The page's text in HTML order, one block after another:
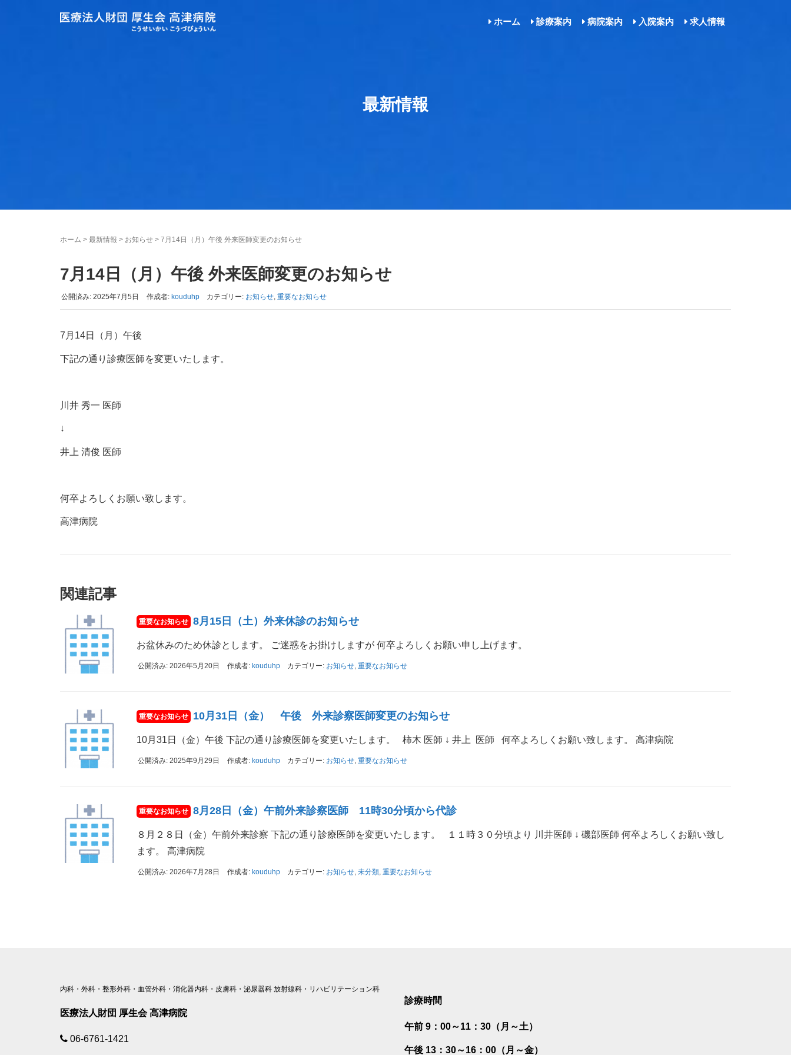
ホーム 診療案内 病院案内 入院案内 求人情報
最新情報
ホーム > 最新情報 > お知らせ > 7月14日（月）午後 外来医師変更のお知らせ
7月14日（月）午後 外来医師変更のお知らせ
公開済み: 2025年7月5日 作成者: kouduhp カテゴリー: お知らせ,重要なお知らせ
7月14日（月）午後
下記の通り診療医師を変更いたします。
川井 秀一 医師
↓
井上 清俊 医師
何卒よろしくお願い致します。
高津病院
関連記事
8月15日（土）外来休診のお知らせ
お盆休みのため休診とします。 ご迷惑をお掛けしますが 何卒よろしくお願い申し上げます。
公開済み: 2026年5月20日 作成者: kouduhp カテゴリー: お知らせ,重要なお知らせ
10月31日（金） 午後 外来診察医師変更のお知らせ
10月31日（金）午後 下記の通り診療医師を変更いたします。 柿木 医師 ↓ 井上 医師 何卒よろしくお願い致します。 高津病院
公開済み: 2025年9月29日 作成者: kouduhp カテゴリー: お知らせ,重要なお知らせ
8月28日（金）午前外来診察医師 11時30分頃から代診
８月２８日（金）午前外来診察 下記の通り診療医師を変更いたします。 １１時３０分頃より 川井医師 ↓ 磯部医師 何卒よろしくお願い致し
ます。 高津病院
公開済み: 2026年7月28日 作成者: kouduhp カテゴリー: お知らせ,未分類,重要なお知らせ
内科・外科・整形外科・血管外科・消化器内科・皮膚科・泌尿器科 放射線科・リハビリテーション科
医療法人財団 厚生会 高津病院
06-6761-1421
診療時間
午前 9：00～11：30（月～土）
午後 13：30～16：00（月～金）